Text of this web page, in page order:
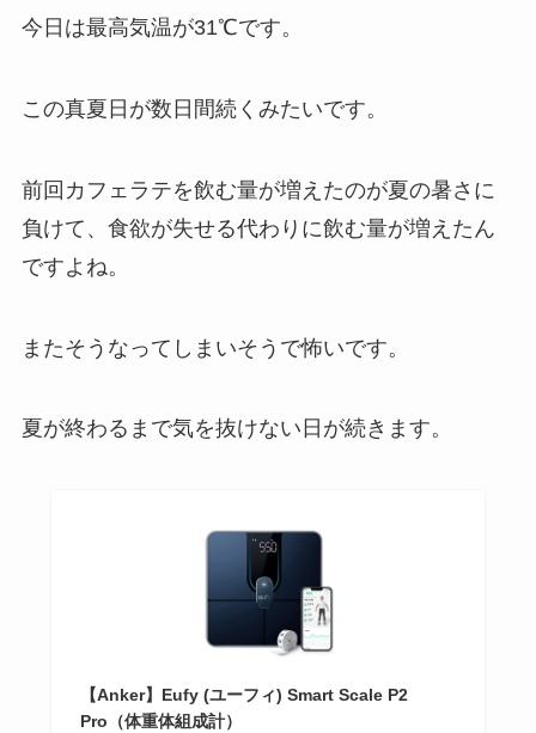
今日は最高気温が31℃です。
この真夏日が数日間続くみたいです。
前回カフェラテを飲む量が増えたのが夏の暑さに
負けて、食欲が失せる代わりに飲む量が増えたん
ですよね。
またそうなってしまいそうで怖いです。
夏が終わるまで気を抜けない日が続きます。
【Anker】Eufy (ユーフィ) Smart Scale P2
Pro（体重体組成計）